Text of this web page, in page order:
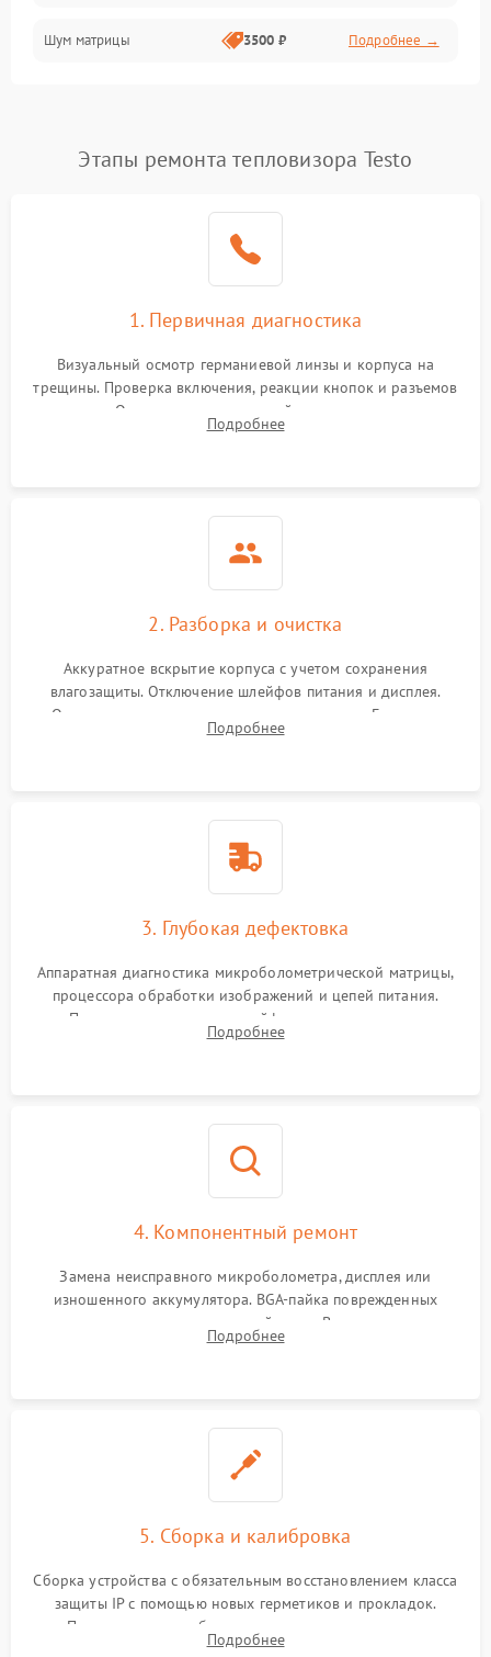
Проблемы питания
Сбои коммуникаций и интерфейсов
Экран (дисплей)
Шум матрицы 3500 ₽ Подробнее →
Этапы ремонта тепловизора Testo
1. Первичная диагностика
Визуальный осмотр германиевой линзы и корпуса на
трещины. Проверка включения, реакции кнопок и разъемов
зарядки. Оценка вывода тепловой сигнатуры на экран,
проверка базовых функций и считывание системных
Подробнее
2. Разборка и очистка
Аккуратное вскрытие корпуса с учетом сохранения
влагозащиты. Отключение шлейфов питания и дисплея.
Очистка внутренних плат от окислов и пыли. Бережная
обработка германиевого объектива специализированными
Подробнее
3. Глубокая дефектовка
Аппаратная диагностика микроболометрической матрицы,
процессора обработки изображений и цепей питания.
Проверка целостности шлейфов, модуля памяти и
интерфейсов связи. Выявление сгоревших SMD-компонентов
Подробнее
4. Компонентный ремонт
Замена неисправного микроболометра, дисплея или
изношенного аккумулятора. BGA-пайка поврежденных
контроллеров на материнской плате. Восстановление
разъемов и кнопок, замена поврежденных элементов
Подробнее
5. Сборка и калибровка
Сборка устройства с обязательным восстановлением класса
защиты IP с помощью новых герметиков и прокладок.
Программная калибровка матрицы по эталонному
абсолютно черному телу для точного измерения температур.
Подробнее